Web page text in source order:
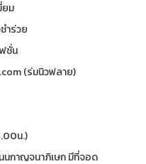
ยม
ำร่วย
ชั่น
(ร่มนิวฟลาย)
น.)
นกาญจนาภิเษก มีที่จอด